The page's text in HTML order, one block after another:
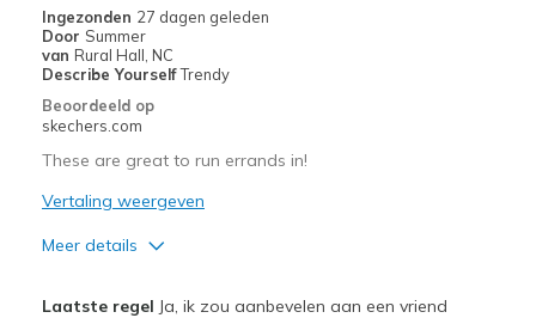
Sizing
View On Shoes
I'm Into Shoes
Ingezonden 27 dagen geleden
Door Summer
van Rural Hall, NC
Describe YourselfTrendy
Beoordeeld op
skechers.com
These are great to run errands in!
Vertaling weergeven
Meer details
Laatste regel Ja, ik zou aanbevelen aan een vriend